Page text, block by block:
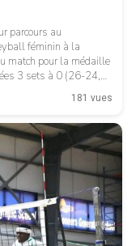
parcours au
féminin à la
match pour la médaille
3 sets à 0 (26-24,
a été
181 vues